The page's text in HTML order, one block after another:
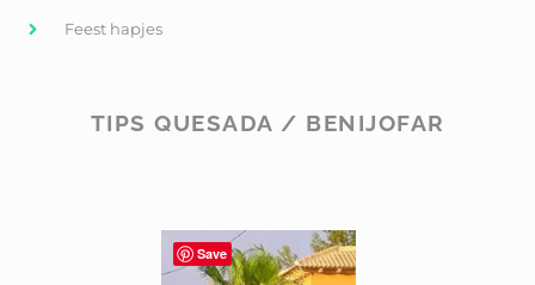
Feest hapjes
TIPS QUESADA / BENIJOFAR
Save